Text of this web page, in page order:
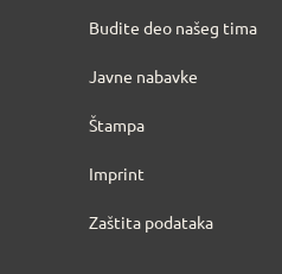
Budite deo našeg tima
Javne nabavke
Štampa
Imprint
Zaštita podataka